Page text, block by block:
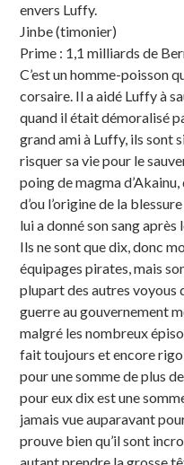
envers Luffy.
Jinbe (timonier)
Prime : 1,1 milliards de
C’est un homme-poisson
corsaire. Il a aidé Luffy à
quand il était démoralisé
grand ami à Luffy, ils sont
risquer sa vie pour le
poing de magma
d’ou l’origine de la
lui a donné son sang
Ils ne sont que dix, donc
équipages pirates, mais
plupart des autres voyous
guerre au gouvernement
malgré les nombreux
fait toujours et encore
pour une somme de plus
pour eux dix est une
jamais vue auparavant
prouve bien qu’il sont